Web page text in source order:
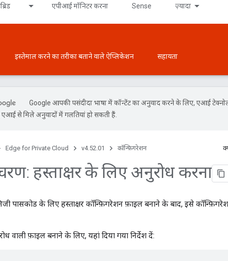
एपीआई मॉनिटर करना Sense ज़्यादा
इस्तेमाल करने का तरीका बताने वाले ऐप्लिकेशन सहायता
Google आपकी पसंदीदा भाषा में कॉन्टेंट का अनुवाद करने के लिए, एआई
एआई से मिले अनुवादों में गलतियां हो सकती हैं.
Edge for Private Cloud v4.52.01 कॉन्फ़िगरेशन
हस्ताक्षर के लिए अनुरोध करना
पासकोड के लिए हस्ताक्षर कॉन्फ़िगरेशन फ़ाइल बनाने के बाद, इसे
वाली फ़ाइल बनाने के लिए, यहां दिया गया निर्देश दें: